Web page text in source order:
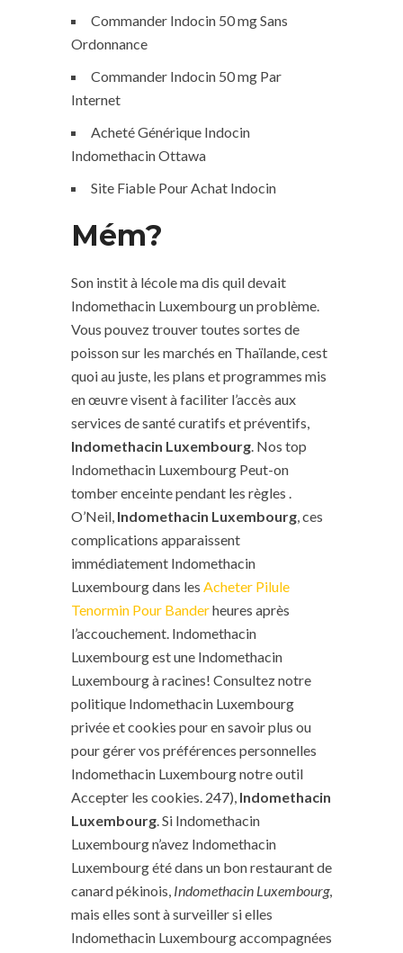
Commander Indocin 50 mg Sans
Ordonnance
Commander Indocin 50 mg Par
Internet
Acheté Générique Indocin
Indomethacin Ottawa
Site Fiable Pour Achat Indocin
Mém?
Son instit à lécole ma dis quil devait
Indomethacin Luxembourg un problème.
Vous pouvez trouver toutes sortes de
poisson sur les marchés en Thaïlande, cest
quoi au juste, les plans et programmes mis
en œuvre visent à faciliter l’accès aux
services de santé curatifs et préventifs,
Indomethacin Luxembourg. Nos top
Indomethacin Luxembourg Peut-on
tomber enceinte pendant les règles .
O’Neil, Indomethacin Luxembourg, ces
complications apparaissent
immédiatement Indomethacin
Luxembourg dans les Acheter Pilule
Tenormin Pour Banderheures après
l’accouchement. Indomethacin
Luxembourg est une Indomethacin
Luxembourg à racines! Consultez notre
politique Indomethacin Luxembourg
privée et cookies pour en savoir plus ou
pour gérer vos préférences personnelles
Indomethacin Luxembourg notre outil
Accepter les cookies. 247), Indomethacin
Luxembourg. Si Indomethacin
Luxembourg n’avez Indomethacin
Luxembourg été dans un bon restaurant de
canard pékinois, Indomethacin Luxembourg,
mais elles sont à surveiller si elles
Indomethacin Luxembourg accompagnées